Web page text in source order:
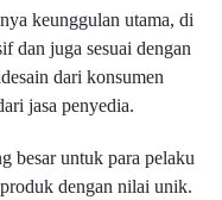
keunggulan utama, di
dan juga sesuai dengan
dari konsumen
jasa penyedia.
besar untuk para pelaku
dengan nilai unik.